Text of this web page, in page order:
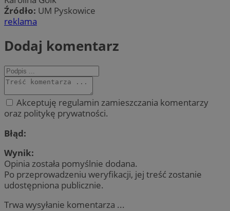
Źródło: UM Pyskowice
reklama
Dodaj komentarz
Akceptuję regulamin zamieszczania komentarzy
oraz politykę prywatności.
Błąd:
Wynik:
Opinia została pomyślnie dodana.
Po przeprowadzeniu weryfikacji, jej treść zostanie
udostępniona publicznie.
Trwa wysyłanie komentarza ...